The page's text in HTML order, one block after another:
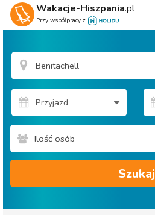
Wakacje-Hiszpania.pl
Przy współpracy z
Ilość osób
Szukaj